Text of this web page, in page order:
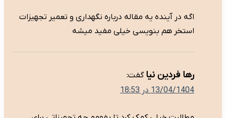
اگه در آینده یه مقاله درباره نگهداری و تعمیر تجهیزات
استخر هم بنویسی خیلی مفید میشه
رها فردین نیا گفت:
13/04/1404 در 18:53